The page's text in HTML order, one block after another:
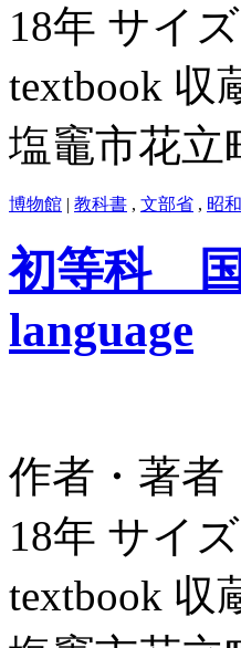
18年 サイ
textbook
塩竈市花
博物館 | 教科書 , 文部省 , 昭
初等科 国
language
作者・著者
18年 サイ
textbook